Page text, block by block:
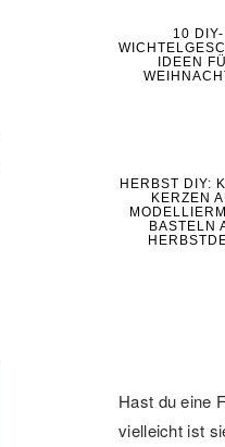
10 DIY-
IDEEN
HERBST DIY:
KERZEN
BASTELN
Hast du eine
vielleicht ist